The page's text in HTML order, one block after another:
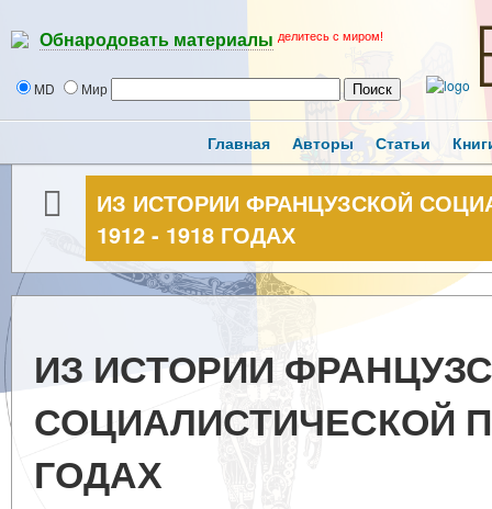
Обнародовать материалы делитесь с миром!
MD Мир
Главная Авторы Статьи
ИЗ ИСТОРИИ ФРАНЦУЗСКОЙ
1912 - 1918 ГОДАХ
ИЗ ИСТОРИИ
СОЦИАЛИСТИЧЕСКОЙ
ГОДАХ